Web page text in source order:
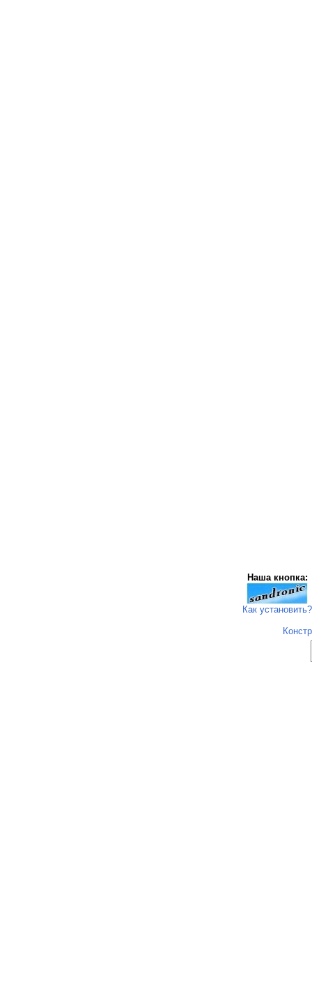
Наша кнопка:
Как установить?